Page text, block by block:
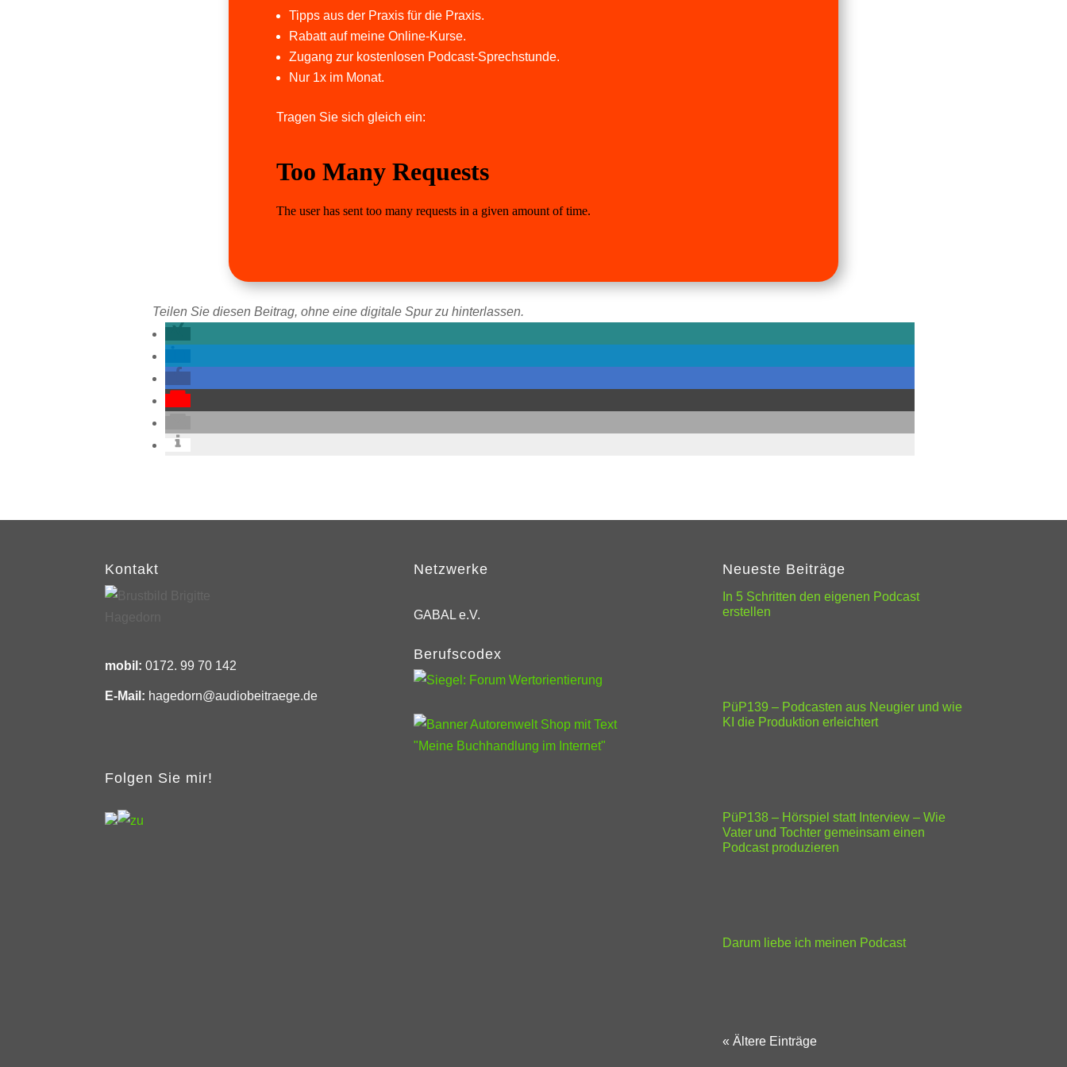
Tipps aus der Praxis für die Praxis.
Rabatt auf meine Online-Kurse.
Zugang zur kostenlosen Podcast-Sprechstunde.
Nur 1x im Monat.
Tragen Sie sich gleich ein:
Teilen Sie diesen Beitrag, ohne eine digitale Spur zu hinterlassen.
Kontakt
mobil: 0172. 99 70 142
E-Mail: hagedorn@audiobeitraege.de
Folgen Sie mir!
Netzwerke
GABAL e.V.
Berufscodex
Neueste Beiträge
In 5 Schritten den eigenen Podcast
erstellen
PüP139 – Podcasten aus Neugier und wie
KI die Produktion erleichtert
PüP138 – Hörspiel statt Interview – Wie
Vater und Tochter gemeinsam einen
Podcast produzieren
Darum liebe ich meinen Podcast
« Ältere Einträge